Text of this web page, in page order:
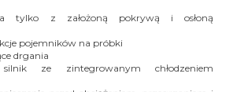
tylko z założoną pokrywą i osłoną
pojemników na próbki
drgania
ze zintegrowanym chłodzeniem